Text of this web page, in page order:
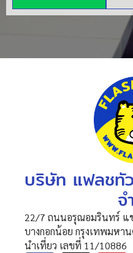
บริษัท แฟลชทั
จ
22/7 ถนนอรุณอมรินทร์ แ
บางกอกน้อย กรุงเทพมหา
นำเที่ยว เลขที่ 11/10886